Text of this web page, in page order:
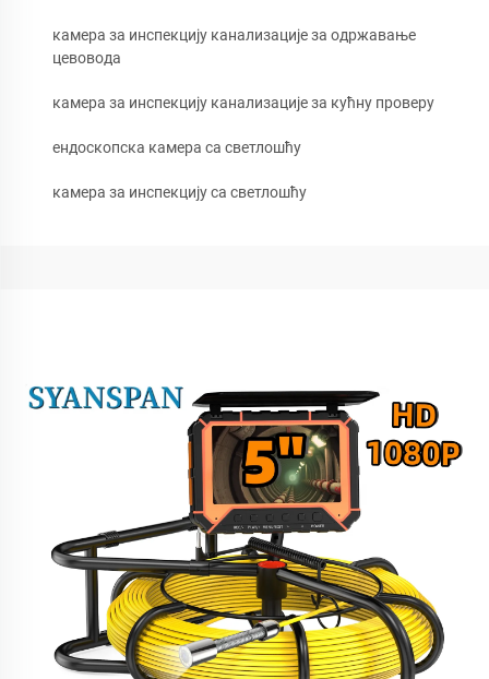
камера за инспекцију канализације за одржавање
цевовода
камера за инспекцију канализације за кућну проверу
ендоскопска камера са светлошћу
камера за инспекцију са светлошћу